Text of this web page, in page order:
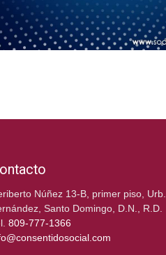
Núñez 13-B, primer piso, Urb.
Santo Domingo, D.N., R.D.
809-777-1366